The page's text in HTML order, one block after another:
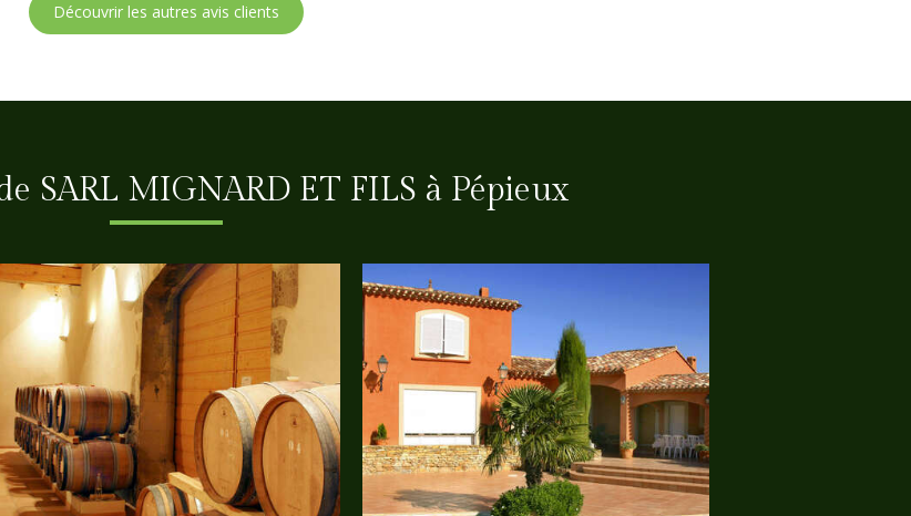
Découvrir les autres avis clients
SARL MIGNARD ET FILS à Pépieux